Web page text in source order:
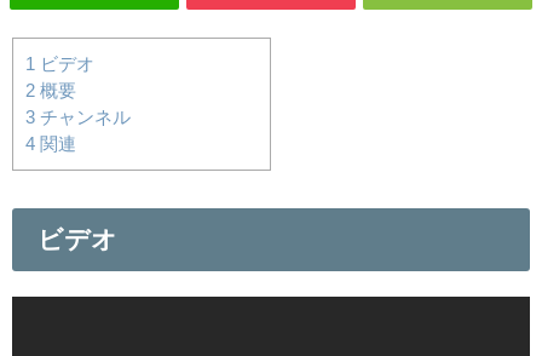
1
ビデオ
2 概要
3 チャンネル
4 関連
ビデオ